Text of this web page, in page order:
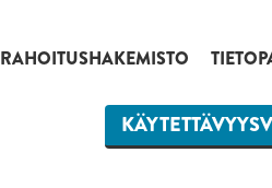
RAHOITUSHAKEMISTO